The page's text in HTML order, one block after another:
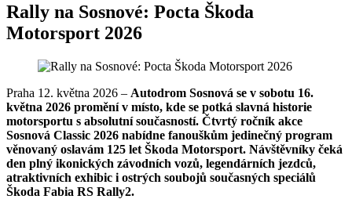
Rally na Sosnové: Pocta Škoda
Motorsport 2026
Praha 12. května 2026 – Autodrom Sosnová se v sobotu 16.
května 2026 promění v místo, kde se potká slavná historie
motorsportu s absolutní současností. Čtvrtý ročník akce
Sosnová Classic 2026 nabídne fanouškům jedinečný program
věnovaný oslavám 125 let Škoda Motorsport. Návštěvníky čeká
den plný ikonických závodních vozů, legendárních jezdců,
atraktivních exhibic i ostrých soubojů současných speciálů
Škoda Fabia RS Rally2.